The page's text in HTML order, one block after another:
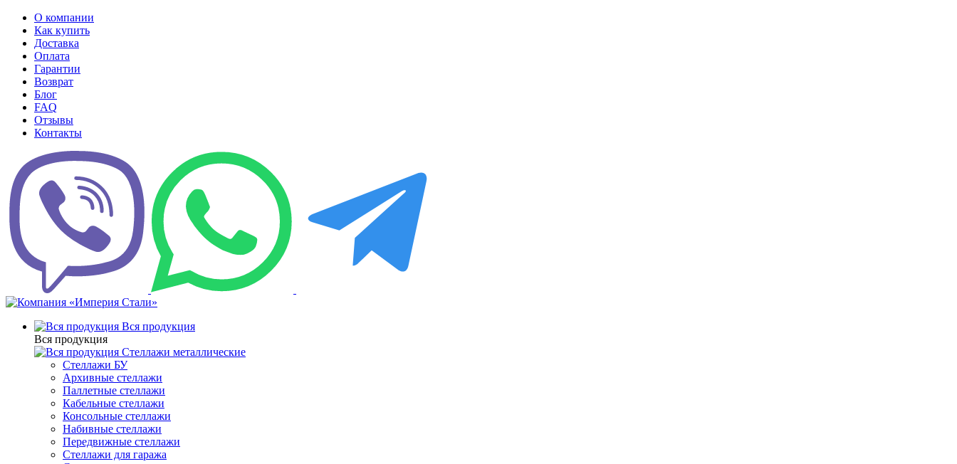
О компании
Как купить
Доставка
Оплата
Гарантии
Возврат
Блог
FAQ
Отзывы
Контакты
Вся продукция
Вся продукция
Стеллажи металлические
Стеллажи БУ
Архивные стеллажи
Паллетные стеллажи
Кабельные стеллажи
Консольные стеллажи
Набивные стеллажи
Передвижные стеллажи
Стеллажи для гаража